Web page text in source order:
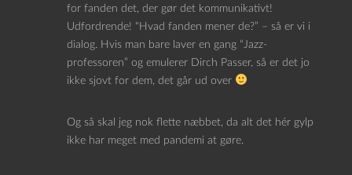
for fanden det, der gør det kommunikativt!
Udfordrende! “Hvad fanden mener de?” – så er vi i
dialog. Hvis man bare laver en gang “Jazz-
professoren” og emulerer Dirch Passer, så er det jo
ikke sjovt for dem, det går ud over
Og så skal jeg nok flette næbbet, da alt det hér gylp
ikke har meget med pandemi at gøre.